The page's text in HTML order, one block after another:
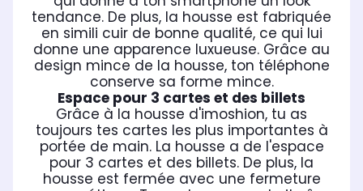
tendance. De plus, la housse est fabriquée
en simili cuir de bonne qualité, ce qui lui
donne une apparence luxueuse. Grâce au
design mince de la housse, ton téléphone
conserve sa forme mince.
Espace pour 3 cartes et des billets
Grâce à la housse d'imoshion, tu as
toujours tes cartes les plus importantes à
portée de main. La housse a de l'espace
pour 3 cartes et des billets. De plus, la
housse est fermée avec une fermeture